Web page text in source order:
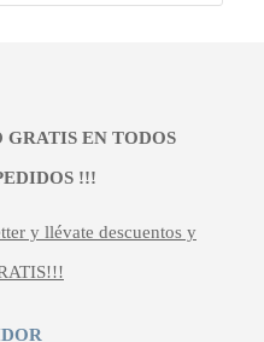
GRATIS EN TODOS
!!!
y llévate descuentos y